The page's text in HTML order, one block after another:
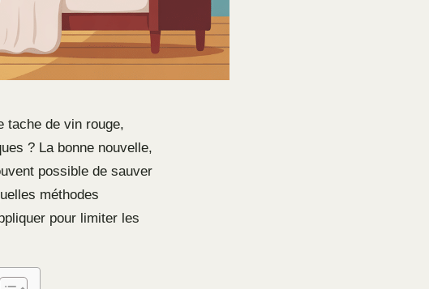
tache de vin rouge,
? La bonne nouvelle,
possible de sauver
méthodes
pour limiter les